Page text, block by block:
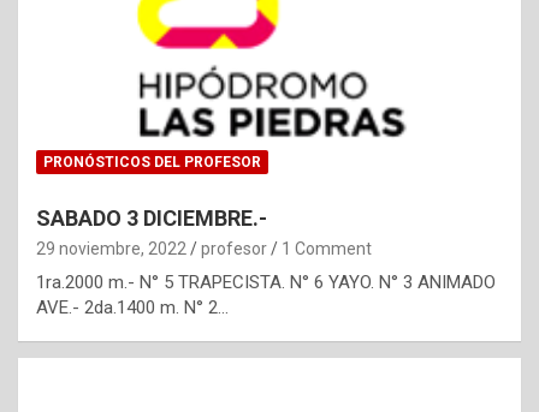
PRONÓSTICOS DEL PROFESOR
SABADO 3 DICIEMBRE.-
29 noviembre, 2022 profesor 1 Comment
1ra.2000 m.- N° 5 TRAPECISTA. N° 6 YAYO. N° 3 ANIMADO
AVE.- 2da.1400 m. N° 2…